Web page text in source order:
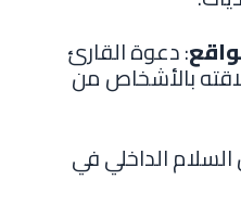
: دعوة القارئ
بالأشخاص من
الداخلي في